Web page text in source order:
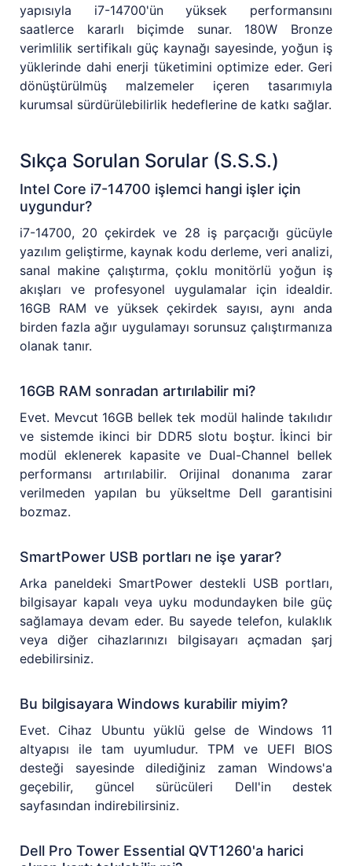
yapısıyla i7-14700'ün yüksek performansını
saatlerce kararlı biçimde sunar. 180W Bronze
verimlilik sertifikalı güç kaynağı sayesinde, yoğun iş
yüklerinde dahi enerji tüketimini optimize eder. Geri
dönüştürülmüş malzemeler içeren tasarımıyla
kurumsal sürdürülebilirlik hedeflerine de katkı sağlar.
Sıkça Sorulan Sorular (S.S.S.)
Intel Core i7-14700 işlemci hangi işler için
uygundur?
i7-14700, 20 çekirdek ve 28 iş parçacığı gücüyle
yazılım geliştirme, kaynak kodu derleme, veri analizi,
sanal makine çalıştırma, çoklu monitörlü yoğun iş
akışları ve profesyonel uygulamalar için idealdir.
16GB RAM ve yüksek çekirdek sayısı, aynı anda
birden fazla ağır uygulamayı sorunsuz çalıştırmanıza
olanak tanır.
16GB RAM sonradan artırılabilir mi?
Evet. Mevcut 16GB bellek tek modül halinde takılıdır
ve sistemde ikinci bir DDR5 slotu boştur. İkinci bir
modül eklenerek kapasite ve Dual-Channel bellek
performansı artırılabilir. Orijinal donanıma zarar
verilmeden yapılan bu yükseltme Dell garantisini
bozmaz.
SmartPower USB portları ne işe yarar?
Arka paneldeki SmartPower destekli USB portları,
bilgisayar kapalı veya uyku modundayken bile güç
sağlamaya devam eder. Bu sayede telefon, kulaklık
veya diğer cihazlarınızı bilgisayarı açmadan şarj
edebilirsiniz.
Bu bilgisayara Windows kurabilir miyim?
Evet. Cihaz Ubuntu yüklü gelse de Windows 11
altyapısı ile tam uyumludur. TPM ve UEFI BIOS
desteği sayesinde dilediğiniz zaman Windows'a
geçebilir, güncel sürücüleri Dell'in destek
sayfasından indirebilirsiniz.
Dell Pro Tower Essential QVT1260'a harici